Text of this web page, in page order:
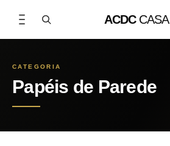
ACDC CASA
CATEGORIA
Papéis de Parede